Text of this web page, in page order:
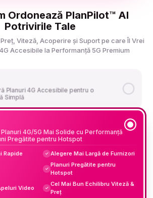
Ordonează PlanPilot™ AI
Potrivirile Tale
Viteză, Acoperire și Suport pe care Îl Vrei
Accesibile la Performanță 5G Premium
Planuri 4G Accesibile pentru o
Simplă
4G/5G Mai Solide cu Performanță
Pregătite pentru Hotspot
Rapide ✓ Alegere Mai Largă de Furnizori
✓
Planuri Pregătite pentru
Hotspot
Video ✓
Cel Mai Bun Echilibru Viteză &
Preț